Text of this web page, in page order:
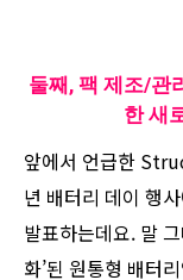
둘째, 팩 제조/관
한 새
앞에서 언급한
년 배터리 데이 행
발표하는데요. 말
화’된 원통형 배터